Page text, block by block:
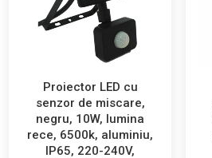
Proiector LED cu
senzor de miscare,
negru, 10W, lumina
rece, 6500k, aluminiu,
IP65, 220-240V,